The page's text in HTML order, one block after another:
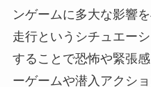
ンゲームに多大な影響
走行というシチュエー
することで恐怖や緊張
ーゲームや潜入アクシ